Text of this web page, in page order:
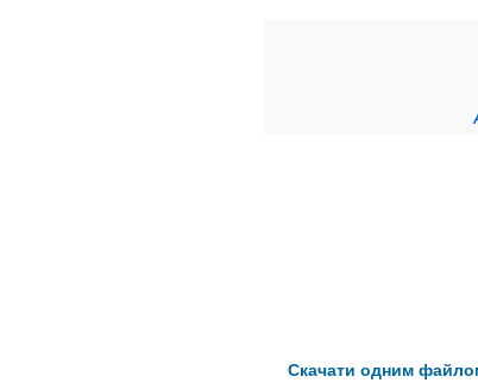
Скачати одним